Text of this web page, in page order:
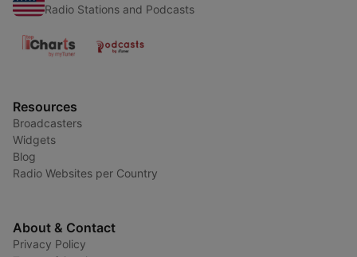
Radio Stations and Podcasts
Resources
Broadcasters
Widgets
Blog
Radio Websites per Country
About & Contact
Privacy Policy